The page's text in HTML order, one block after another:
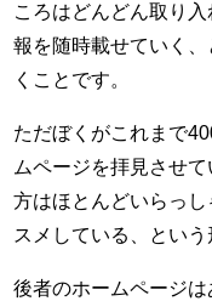
ころはどんどん取り
報を随時載せていく
くことです。
ただぼくがこれまで
ムページを拝見させ
方はほとんどいらっ
スメしている、という
後者のホームページ